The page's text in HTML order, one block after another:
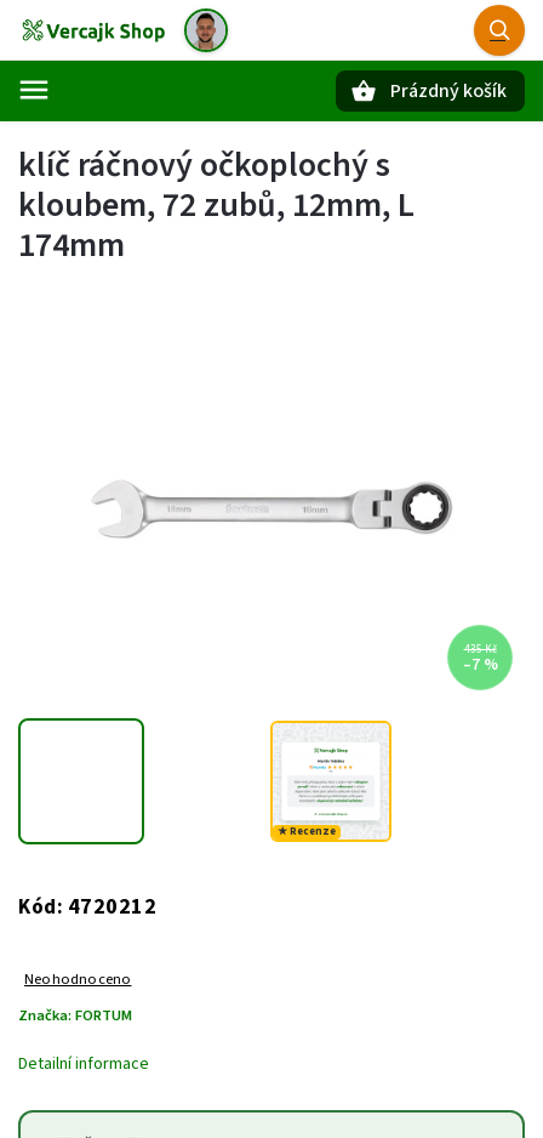
Prázdný košík
klíč ráčnový očkoplochý s
kloubem, 72 zubů, 12mm, L
174mm
435 Kč
–7 %
★ Recenze
Kód: 4720212
Neohodnoceno
Značka: FORTUM
Detailní informace